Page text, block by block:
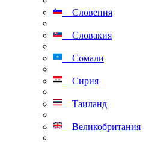
Словения
Словакия
Сомали
Сирия
Таиланд
Великобритания